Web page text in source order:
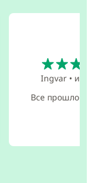
Ingvar• июл.
Все прошло